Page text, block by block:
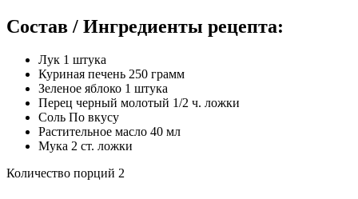
Состав / Ингредиенты рецепта:
Лук 1 штука
Куриная печень 250 грамм
Зеленое яблоко 1 штука
Перец черный молотый 1/2 ч. ложки
Соль По вкусу
Растительное масло 40 мл
Мука 2 ст. ложки
Количество порций 2